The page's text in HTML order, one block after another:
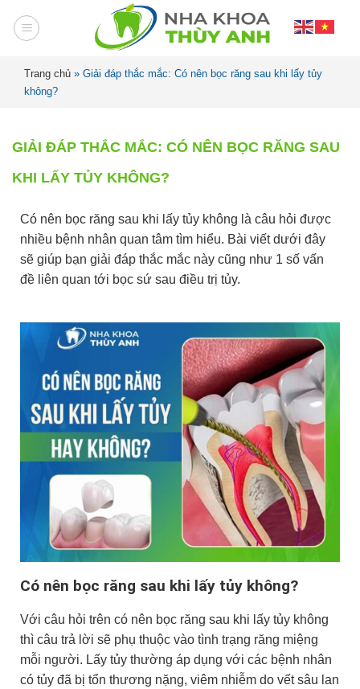
Trang chủ » Giải đáp thắc mắc: Có nên bọc răng sau khi lấy tủy
không?
GIẢI ĐÁP THẮC MẮC: CÓ NÊN BỌC RĂNG SAU
KHI LẤY TỦY KHÔNG?
Có nên bọc răng sau khi lấy tủy không là câu hỏi được
nhiều bệnh nhân quan tâm tìm hiểu. Bài viết dưới đây
sẽ giúp bạn giải đáp thắc mắc này cũng như 1 số vấn
đề liên quan tới bọc sứ sau điều trị tủy.
Có nên bọc răng sau khi lấy tủy không?
Với câu hỏi trên có nên bọc răng sau khi lấy tủy không
thì câu trả lời sẽ phụ thuộc vào tình trạng răng miệng
mỗi người. Lấy tủy thường áp dụng với các bệnh nhân
có tủy đã bị tổn thương nặng, viêm nhiễm do vết sâu lan